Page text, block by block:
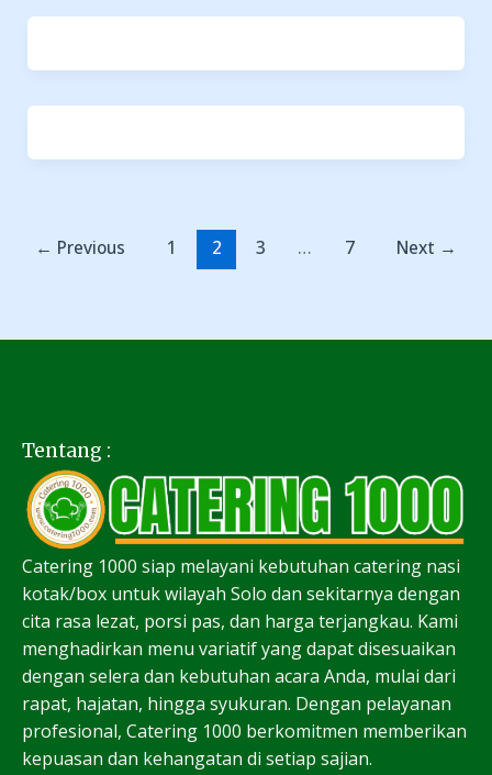
← Previous 1 2 3 … 7 Next →
Tentang :
Catering 1000 siap melayani kebutuhan catering nasi
kotak/box untuk wilayah Solo dan sekitarnya dengan
cita rasa lezat, porsi pas, dan harga terjangkau. Kami
menghadirkan menu variatif yang dapat disesuaikan
dengan selera dan kebutuhan acara Anda, mulai dari
rapat, hajatan, hingga syukuran. Dengan pelayanan
profesional, Catering 1000 berkomitmen memberikan
kepuasan dan kehangatan di setiap sajian.